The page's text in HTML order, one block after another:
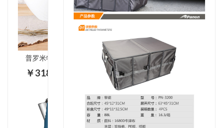
普罗米特奥碗盘碟6件套 ACTB-C010P
￥318.00